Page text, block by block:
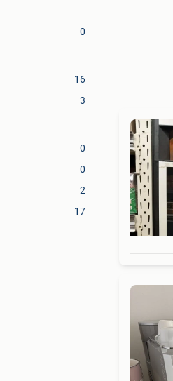
0
16
3
0
0
2
17